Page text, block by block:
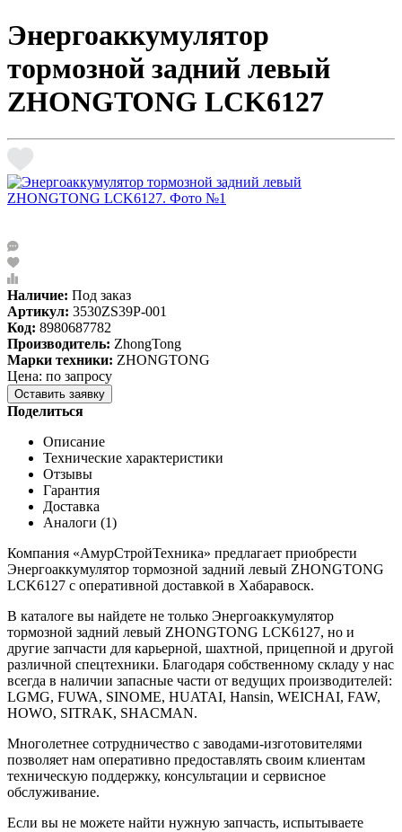
Энергоаккумулятор
тормозной задний левый
ZHONGTONG LCK6127
Наличие: Под заказ
Артикул: 3530ZS39P-001
Код: 8980687782
Производитель: ZhongTong
Марки техники: ZHONGTONG
Цена: по запросу
Оставить заявку
Поделиться
Описание
Технические характеристики
Отзывы
Гарантия
Доставка
Аналоги (1)
Компания «АмурСтройТехника» предлагает приобрести
Энергоаккумулятор тормозной задний левый ZHONGTONG
LCK6127 с оперативной доставкой в Хабаравоск.
В каталоге вы найдете не только Энергоаккумулятор
тормозной задний левый ZHONGTONG LCK6127, но и
другие запчасти для карьерной, шахтной, прицепной и другой
различной спецтехники. Благодаря собственному складу у нас
всегда в наличии запасные части от ведущих производителей:
LGMG, FUWA, SINOME, HUATAI, Hansin, WEICHAI, FAW,
HOWO, SITRAK, SHACMAN.
Многолетнее сотрудничество с заводами-изготовителями
позволяет нам оперативно предоставлять своим клиентам
техническую поддержку, консультации и сервисное
обслуживание.
Если вы не можете найти нужную запчасть, испытываете